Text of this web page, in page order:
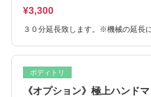
¥3,300
３０分延長致します。※機械の延長
ボディトリ
《オプション》極上ハンド